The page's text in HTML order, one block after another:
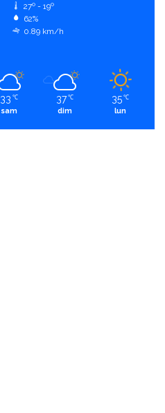
27º - 19º
62%
0.89 km/h
33 ℃
sam
37 ℃
dim
35 ℃
lun